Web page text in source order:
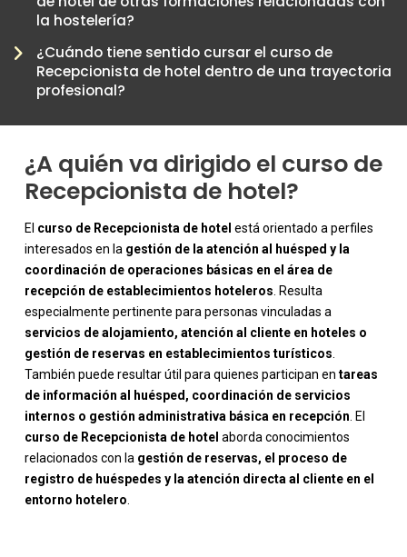
la hostelería?
¿Cuándo tiene sentido cursar el curso de
Recepcionista de hotel dentro de una trayectoria
profesional?
¿A quién va dirigido el curso de
Recepcionista de hotel?
El curso de Recepcionista de hotel está orientado a perfiles
interesados en la gestión de la atención al huésped y la
coordinación de operaciones básicas en el área de
recepción de establecimientos hoteleros . Resulta
especialmente pertinente para personas vinculadas a
servicios de alojamiento, atención al cliente en hoteles o
gestión de reservas en establecimientos turísticos
También puede resultar útil para quienes participan en tareas
de información al huésped, coordinación de servicios
internos o gestión administrativa básica en recepción . El
curso de Recepcionista de hotel aborda conocimientos
relacionados con la gestión de reservas, el proceso de
registro de huéspedes y la atención directa al cliente en el
entorno hotelero
-